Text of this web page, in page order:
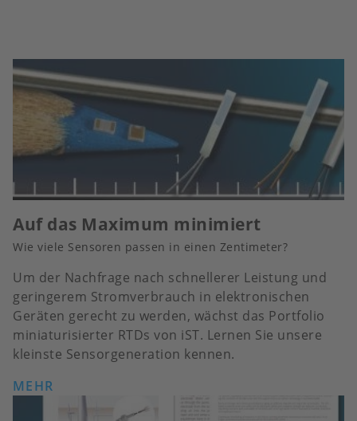
Auf das Maximum minimiert
Wie viele Sensoren passen in einen Zentimeter?
Um der Nachfrage nach schnellerer Leistung und
geringerem Stromverbrauch in elektronischen
Geräten gerecht zu werden, wächst das Portfolio
miniaturisierter RTDs von iST. Lernen Sie unsere
kleinste Sensorgeneration kennen.
MEHR